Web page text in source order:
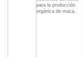
para la producción
orgánica de maca.